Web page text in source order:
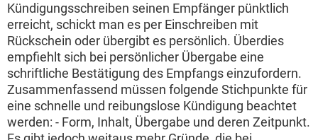
Kündigungsschreiben seinen Empfänger pünktlich
erreicht, schickt man es per Einschreiben mit
Rückschein oder übergibt es persönlich. Überdies
empfiehlt sich bei persönlicher Übergabe eine
schriftliche Bestätigung des Empfangs einzufordern.
Zusammenfassend müssen folgende Stichpunkte für
eine schnelle und reibungslose Kündigung beachtet
werden: - Form, Inhalt, Übergabe und deren Zeitpunkt.